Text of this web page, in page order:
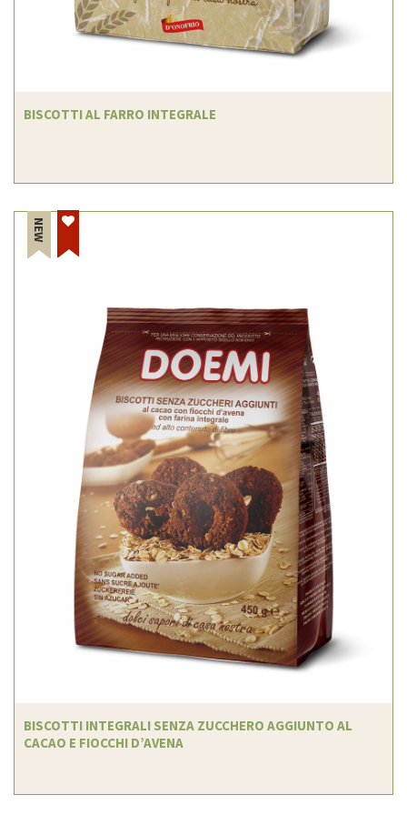
BISCOTTI AL FARRO INTEGRALE
NEW
BISCOTTI INTEGRALI SENZA ZUCCHERO AGGIUNTO AL
CACAO E FIOCCHI D’AVENA